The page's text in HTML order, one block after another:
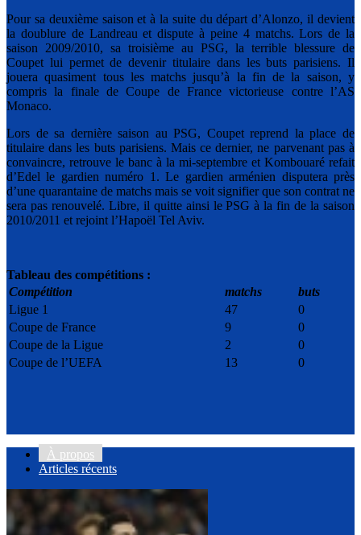
Pour sa deuxième saison et à la suite du départ d’Alonzo, il devient
la doublure de Landreau et dispute à peine 4 matchs. Lors de la
saison 2009/2010, sa troisième au PSG, la terrible blessure de
Coupet lui permet de devenir titulaire dans les buts parisiens. Il
jouera quasiment tous les matchs jusqu’à la fin de la saison, y
compris la finale de Coupe de France victorieuse contre l’AS
Monaco.
Lors de sa dernière saison au PSG, Coupet reprend la place de
titulaire dans les buts parisiens. Mais ce dernier, ne parvenant pas à
convaincre, retrouve le banc à la mi-septembre et Kombouaré refait
d’Edel le gardien numéro 1. Le gardien arménien disputera près
d’une quarantaine de matchs mais se voit signifier que son contrat ne
sera pas renouvelé. Libre, il quitte ainsi le PSG à la fin de la saison
2010/2011 et rejoint l’Hapoël Tel Aviv.
Tableau des compétitions :
Compétition
matchs
buts
Ligue 1
47
0
Coupe de France
9
0
Coupe de la Ligue
2
0
Coupe de l’UEFA
13 0
À propos
Articles récents